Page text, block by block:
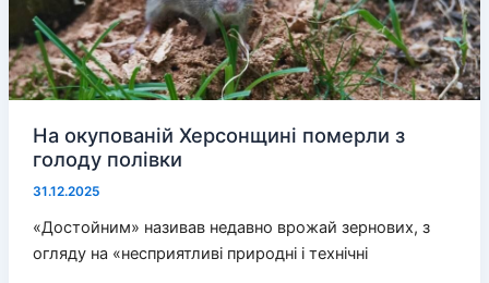
На окупованій Херсонщині померли з
голоду полівки
31.12.2025
«Достойним» називав недавно врожай зернових, з
огляду на «несприятливі природні і технічні